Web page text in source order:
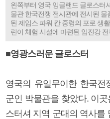
왼쪽부터 영국 잉글랜드 글로스터
물관 한국전쟁 전시관에 전시된
된 제임스 파워 칸 중령의 포로 생
린이 체험 시설에 마련된 임진강
■영광스러운 글로스터
영국의 유일무이한 한국전
군인 박물관을 찾았다. 이
스터셔 지역 군대의 역사를